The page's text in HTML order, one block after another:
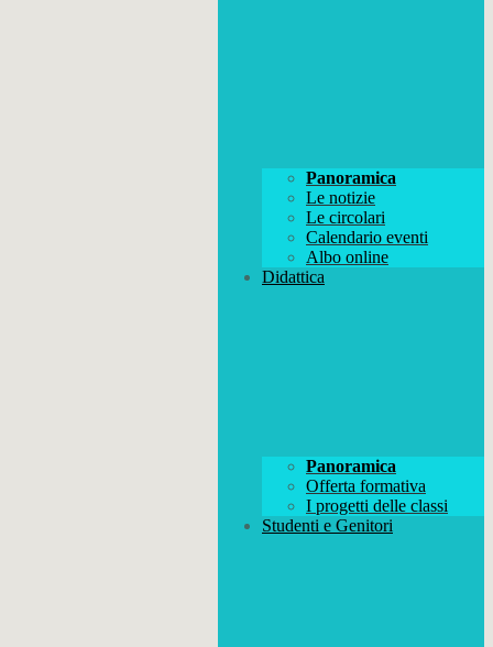
Panoramica
Le notizie
Le circolari
Calendario eventi
Albo online
Didattica
Panoramica
Offerta formativa
I progetti delle classi
Studenti e Genitori